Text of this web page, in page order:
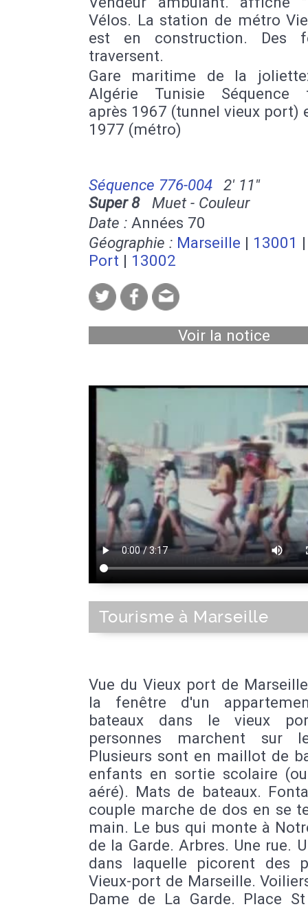
Vélos. La station de métro
est en construction. Des
traversent.
Gare maritime de la
Algérie Tunisie Séquence
après 1967 (tunnel vieux port)
1977 (métro)
Séquence 776-004
2' 11''
Super 8Muet - Couleur
Date : Années 70
Géographie : Marseille | 13001
Port | 13002
Voir la notice
Tourisme à Marseille
Vue du Vieux port de
la fenêtre d'un
bateaux dans le vieux
personnes marchent sur
Plusieurs sont en maillot de
enfants en sortie scolaire
aéré). Mats de bateaux.
couple marche de dos en se
main. Le bus qui monte à
de la Garde. Arbres. Une rue.
dans laquelle picorent des
Vieux-port de Marseille.
Dame de La Garde. Place